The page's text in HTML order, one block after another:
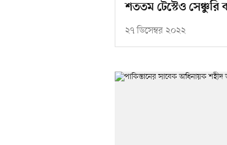
শততম টেস্টেও সেঞ্চুরি
২৭ ডিসেম্বর ২০২২